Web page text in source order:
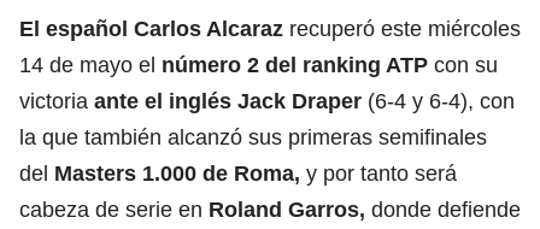
El español Carlos Alcaraz recuperó este miércoles
14 de mayo el número 2 del ranking ATP con su
victoria ante el inglés Jack Draper (6-4 y 6-4), con
la que también alcanzó sus primeras semifinales
del Masters 1.000 de Roma, y por tanto será
cabeza de serie en Roland Garros, donde defiende